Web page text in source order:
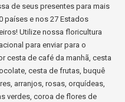
de seus presentes para mais
países e nos 27 Estados
Utilize nossa floricultura
para enviar para o
cesta de café da manhã, cesta
cesta de frutas, buquê
arranjos, rosas, orquídeas,
verdes, coroa de flores de